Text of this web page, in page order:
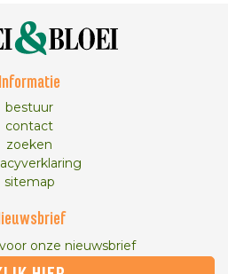
Informatie
bestuur
contact
zoeken
sitemap
onze nieuwsbrief